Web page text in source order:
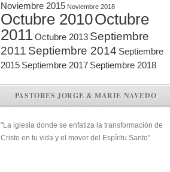
Noviembre 2015 Noviembre 2018
Octubre 2010Octubre
2011Octubre 2013 Septiembre
2011 Septiembre 2014 Septiembre
2015 Septiembre 2017 Septiembre 2018
PASTORES JORGE & MARIE NAVEDO
"La iglesia donde se enfatiza la transformación de
Cristo en tu vida y el mover del Espíritu Santo"